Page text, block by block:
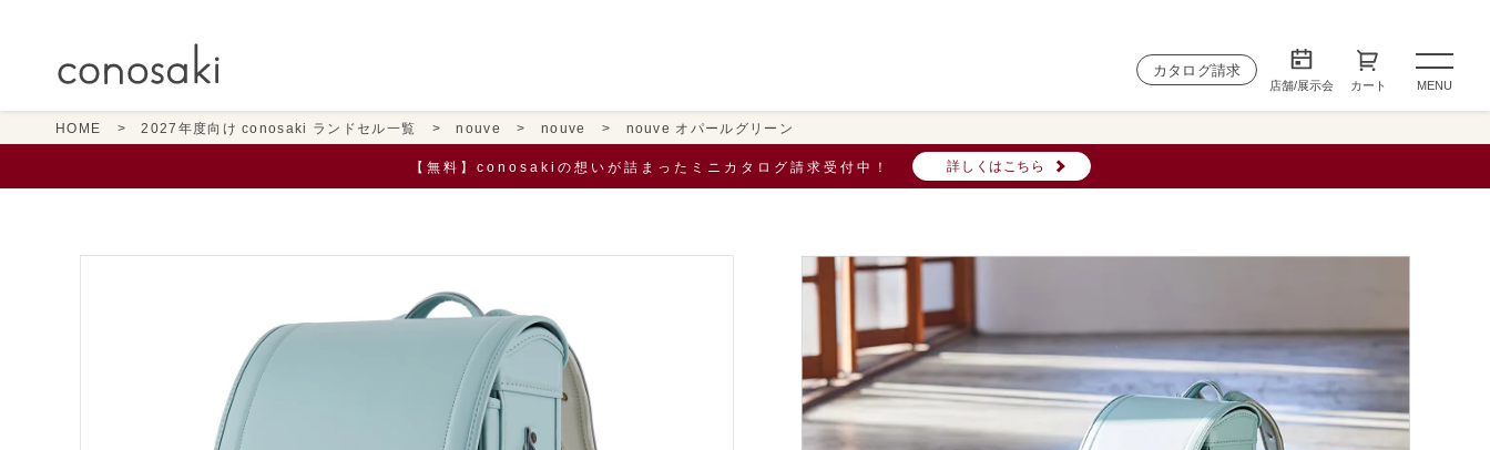
カタログ請求
店舗/展示会 カート MENU
HOME 2027年度向け conosaki ランドセル一覧 nouve nouve nouve オパールグリーン
【無料】conosakiの想いが詰まったミニカタログ請求受付中！ 詳しくはこちら